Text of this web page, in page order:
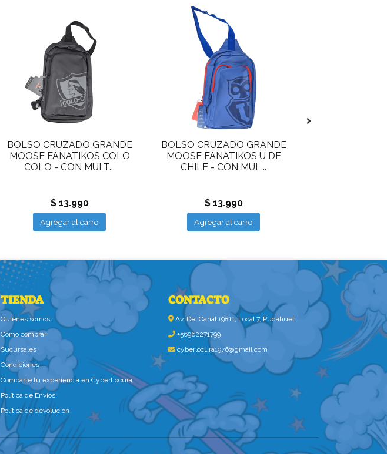
BOLSO CRUZADO GRANDE
MOOSE FANATIKOS COLO
COLO - CON MULT...
$ 13.990
Agregar al carro
BOLSO CRUZADO GRANDE
MOOSE FANATIKOS U DE
CHILE - CON MUL...
$ 13.990
Agregar al carro
TIENDA
Quiénes somos
Cómo comprar
Sucursales
Condiciones
Comparte tu experiencia en CyberLocura
Política de Envíos
Política de devolución
CONTACTO
Av. Del Canal 19811, Local 7, Pudahuel
+56962271799
cyberlocura1976@gmail.com